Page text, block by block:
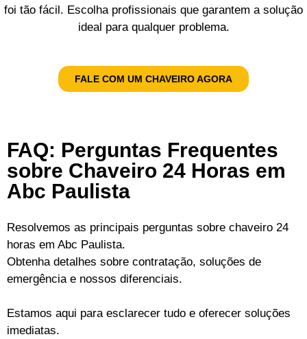
foi tão fácil. Escolha profissionais que garantem a solução
ideal para qualquer problema.
FALE COM UM CHAVEIRO AGORA
FAQ: Perguntas Frequentes
sobre Chaveiro 24 Horas em
Abc Paulista
Resolvemos as principais perguntas sobre chaveiro 24
horas em Abc Paulista.
Obtenha detalhes sobre contratação, soluções de
emergência e nossos diferenciais.
Estamos aqui para esclarecer tudo e oferecer soluções
imediatas.